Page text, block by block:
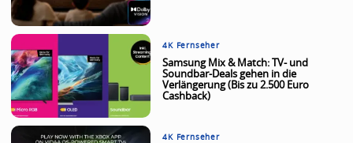
4K Fernseher
Samsung Mix & Match: TV- und
Soundbar-Deals gehen in die
Verlängerung (Bis zu 2.500 Euro
Cashback)
4K Fernseher